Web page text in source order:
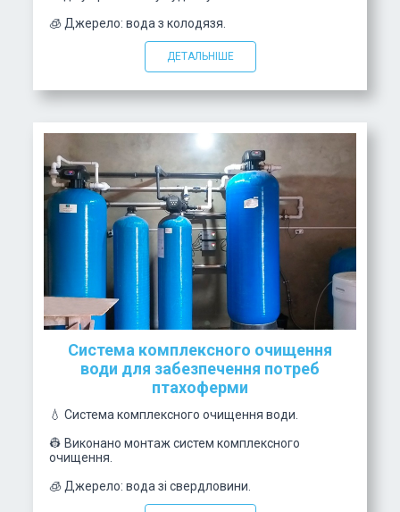
🧊 Джерело: вода з колодязя.
ДЕТАЛЬНІШЕ
Система комплексного очищення
води для забезпечення потреб
птахоферми
💧 Система комплексного очищення води.
👷 Виконано монтаж систем комплексного
очищення.
🧊 Джерело: вода зі свердловини.